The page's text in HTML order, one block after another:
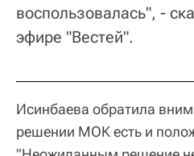
воспользовалась", -
эфире "Вестей".
Исинбаева обратила
решении МОК есть и